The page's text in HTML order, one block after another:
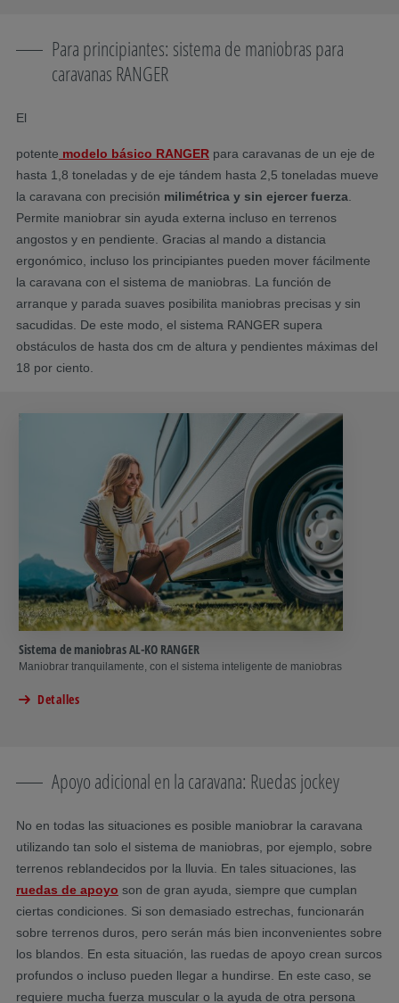
Para principiantes: sistema de maniobras para
caravanas RANGER
El
potente modelo básico RANGER para caravanas de un eje de
hasta 1,8 toneladas y de eje tándem hasta 2,5 toneladas mueve
la caravana con precisión milimétrica y sin ejercer fuerza.
Permite maniobrar sin ayuda externa incluso en terrenos
angostos y en pendiente. Gracias al mando a distancia
ergonómico, incluso los principiantes pueden mover fácilmente
la caravana con el sistema de maniobras. La función de
arranque y parada suaves posibilita maniobras precisas y sin
sacudidas. De este modo, el sistema RANGER supera
obstáculos de hasta dos cm de altura y pendientes máximas del
18 por ciento.
Sistema de maniobras AL-KO RANGER
Maniobrar tranquilamente, con el sistema inteligente de maniobras
Detalles
Apoyo adicional en la caravana: Ruedas jockey
No en todas las situaciones es posible maniobrar la caravana
utilizando tan solo el sistema de maniobras, por ejemplo, sobre
terrenos reblandecidos por la lluvia. En tales situaciones, las
ruedas de apoyo son de gran ayuda, siempre que cumplan
ciertas condiciones. Si son demasiado estrechas, funcionarán
sobre terrenos duros, pero serán más bien inconvenientes sobre
los blandos. En esta situación, las ruedas de apoyo crean surcos
profundos o incluso pueden llegar a hundirse. En este caso, se
requiere mucha fuerza muscular o la ayuda de otra persona